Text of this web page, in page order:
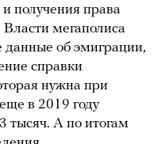
получения права
мегаполиса
об эмиграции,
справки
нужна при
в 2019 году
тысяч. А по итогам